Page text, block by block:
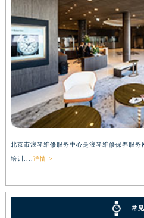
北京市浪琴维修服务中心是浪琴维修保养服
培训.... 详情 >
常